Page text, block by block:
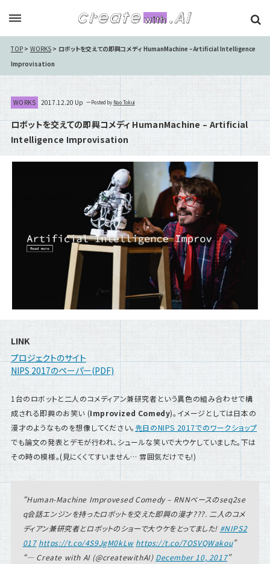
TOP WORKS
ロボットを交えての即興コメディ HumanMachine – Artificial Intelligence
Improvisation
WORKS 2017.12.20 Up Posted by Nao Tokui
ロボットを交えての即興コメディ HumanMachine – Artificial
Intelligence Improvisation
LINK
プロジェクトのサイト
NIPS 2017のペーパー(PDF)
1台のロボットと二人のコメディアン兼研究者という異色の組み合わせで構
成される即興のお笑い (Improvized Comedy)。イメージとしては日本の
漫才のようなものを想像してください。 先日のNIPS 2017でのワークショップ
でも論文の発表とデモが行われ、シュールな笑いで大ウケしていました。下は
その時の模様。(見にくくてすいません… 雰囲気だけでも!)
Human-Machine Improvesed Comedy – RNNベースのseq2se
q会話エンジンを持ったロボットを交えた即興の漫才???. 二人のコメ
ディアン兼研究者とロボットのショーで大ウケをとってました! #NIPS2
017 https://t.co/4S9JgM0kLw https://t.co/7OSVQWakou
— Create with AI (@createwithAI) December 10, 2017